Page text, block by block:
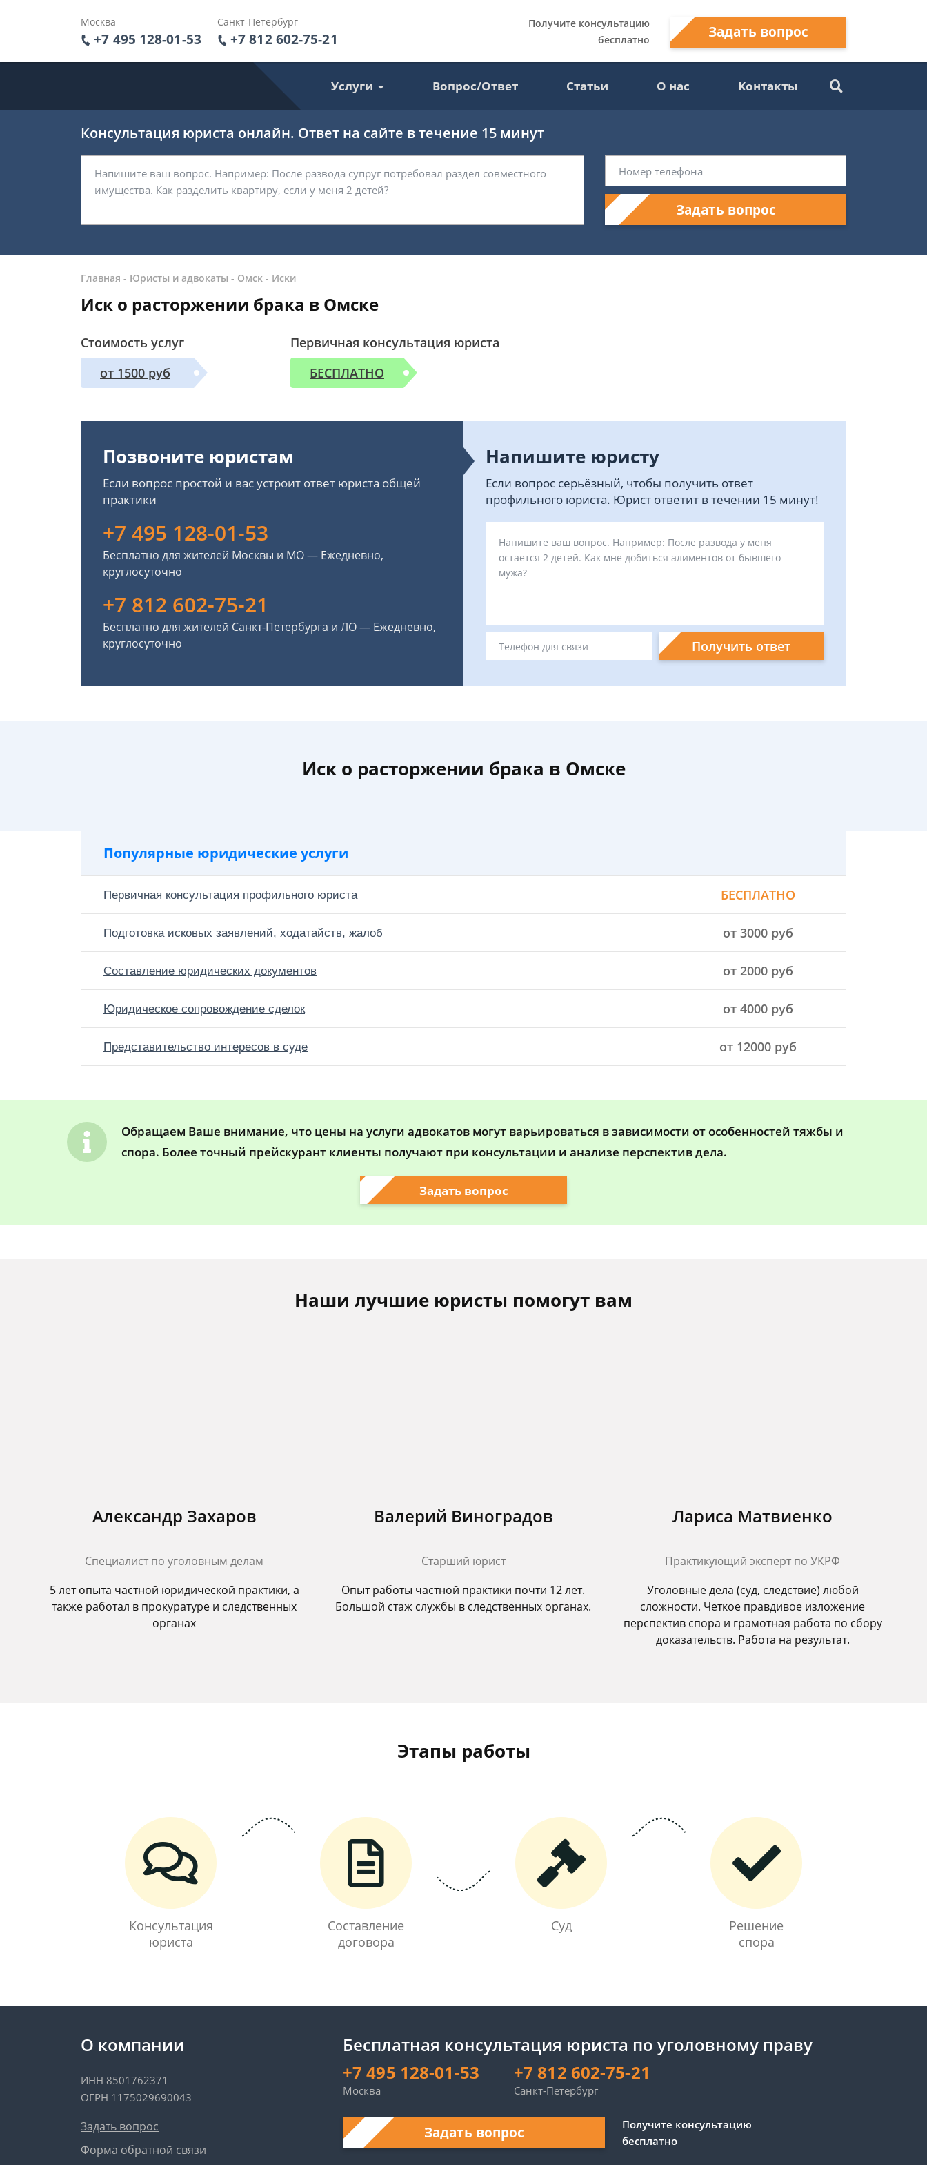
Москва
+7 495 128-01-53
Санкт-Петербург
+7 812 602-75-21
Получите консультацию
бесплатно
Задать вопрос
Услуги Вопрос/Ответ Статьи О нас Контакты
Консультация юриста онлайн. Ответ на сайте в течение 15 минут
Задать вопрос
Главная - Юристы и адвокаты - Омск - Иски
Иск о расторжении брака в Омске
Стоимость услуг
от 1500 руб
Первичная консультация юриста
БЕСПЛАТНО
Позвоните юристам
Если вопрос простой и вас устроит ответ юриста общей
практики
+7 495 128-01-53
Бесплатно для жителей Москвы и МО — Ежедневно,
круглосуточно
+7 812 602-75-21
Бесплатно для жителей Санкт-Петербурга и ЛО — Ежедневно,
круглосуточно
Напишите юристу
Если вопрос серьёзный, чтобы получить ответ
профильного юриста. Юрист ответит в течении 15 минут!
Получить ответ
Иск о расторжении брака в Омске
Популярные юридические услуги
Первичная консультация профильного юриста БЕСПЛАТНО
Подготовка исковых заявлений, ходатайств, жалоб от 3000 руб
Составление юридических документов от 2000 руб
Юридическое сопровождение сделок от 4000 руб
Представительство интересов в суде от 12000 руб
Обращаем Ваше внимание, что цены на услуги адвокатов могут варьироваться в зависимости от особенностей тяжбы и
спора. Более точный прейскурант клиенты получают при консультации и анализе перспектив дела.
Задать вопрос
Наши лучшие юристы помогут вам
Александр Захаров
Специалист по уголовным делам
5 лет опыта частной юридической практики, а
также работал в прокуратуре и следственных
органах
Валерий Виноградов
Старший юрист
Опыт работы частной практики почти 12 лет.
Большой стаж службы в следственных органах.
Лариса Матвиенко
Практикующий эксперт по УКРФ
Уголовные дела (суд, следствие) любой
сложности. Четкое правдивое изложение
перспектив спора и грамотная работа по сбору
доказательств. Работа на результат.
Этапы работы
Консультация
юриста
Составление
договора
Суд
Решение
спора
О компании
ИНН 8501762371
ОГРН 1175029690043
Задать вопрос
Форма обратной связи
Бесплатная консультация юриста по уголовному праву
+7 495 128-01-53
Москва
+7 812 602-75-21
Санкт-Петербург
Задать вопрос
Получите консультацию
бесплатно
Здравствуйте! Я дежурный
юрист-консультант сайта,